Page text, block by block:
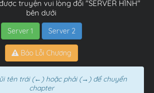
truyện vui lòng đổi "SERVER HÌNH"
bên dưới
Server 1 Server 2
Báo Lỗi Chương
tên trái (←) hoặc phải (→) để chuyển
chapter